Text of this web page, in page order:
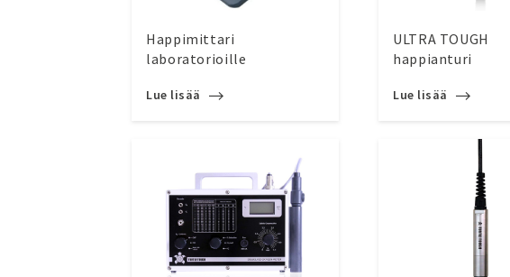
Happimittari
laboratorioille
Lue lisää
ULTRA TOUGH
happianturi
Lue lisää